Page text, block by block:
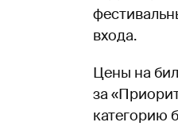
входа.
Цены на
за
категорию